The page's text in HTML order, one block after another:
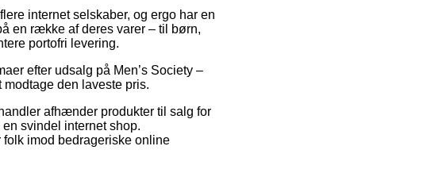
internet selskaber, og ergo har en
en række af deres varer – til børn,
portofri levering.
efter udsalg på Men’s Society –
den laveste pris.
afhænder produkter til salg for
svindel internet shop.
imod bedrageriske online